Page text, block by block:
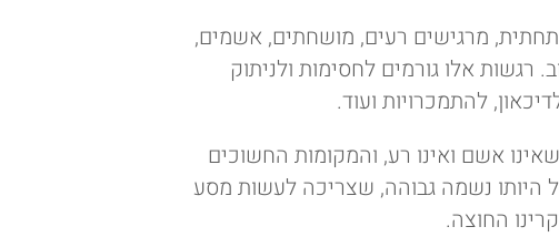
מרגישים רעים, מושחתים, אשמים,
רגשות אלו גורמים לחסימות ולניתוק
להתמכרויות ועוד.
אשם ואינו רע, והמקומות החשוכים
היותו נשמה גבוהה, שצריכה לעשות מסע
החוצה.